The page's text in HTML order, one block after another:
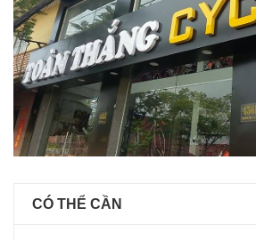
CÓ THỂ CẦN